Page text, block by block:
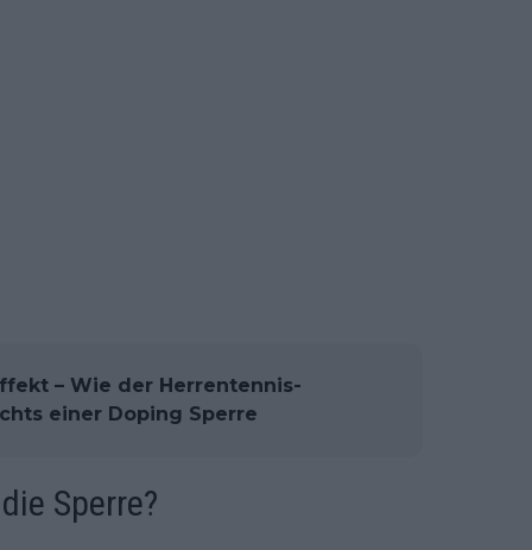
– Wie der Herrentennis-
einer Doping Sperre
Sperre?